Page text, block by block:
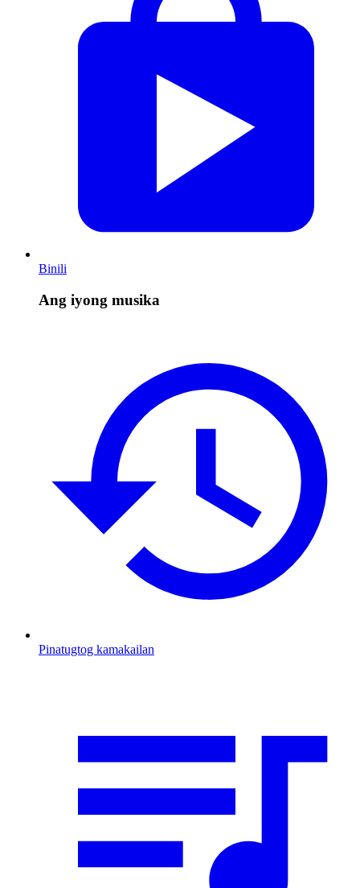
Binili
Ang iyong musika
Pinatugtog kamakailan